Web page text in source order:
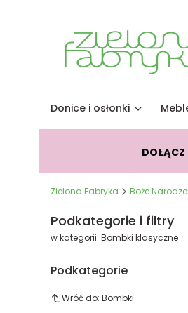
Donice i osłonki
Zielona Fabryka Boże
Podkategorie i filtry
w kategorii: Bombki klasyczne
Podkategorie
Wróć do: Bombki